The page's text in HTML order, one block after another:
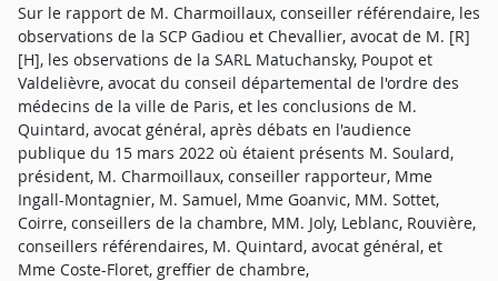
Sur le rapport de M. Charmoillaux, conseiller référendaire, les
observations de la SCP Gadiou et Chevallier, avocat de M. [R]
[H], les observations de la SARL Matuchansky, Poupot et
Valdelièvre, avocat du conseil départemental de l'ordre des
médecins de la ville de Paris, et les conclusions de M.
Quintard, avocat général, après débats en l'audience
publique du 15 mars 2022 où étaient présents M. Soulard,
président, M. Charmoillaux, conseiller rapporteur, Mme
Ingall-Montagnier, M. Samuel, Mme Goanvic, MM. Sottet,
Coirre, conseillers de la chambre, MM. Joly, Leblanc, Rouvière,
conseillers référendaires, M. Quintard, avocat général, et
Mme Coste-Floret, greffier de chambre,